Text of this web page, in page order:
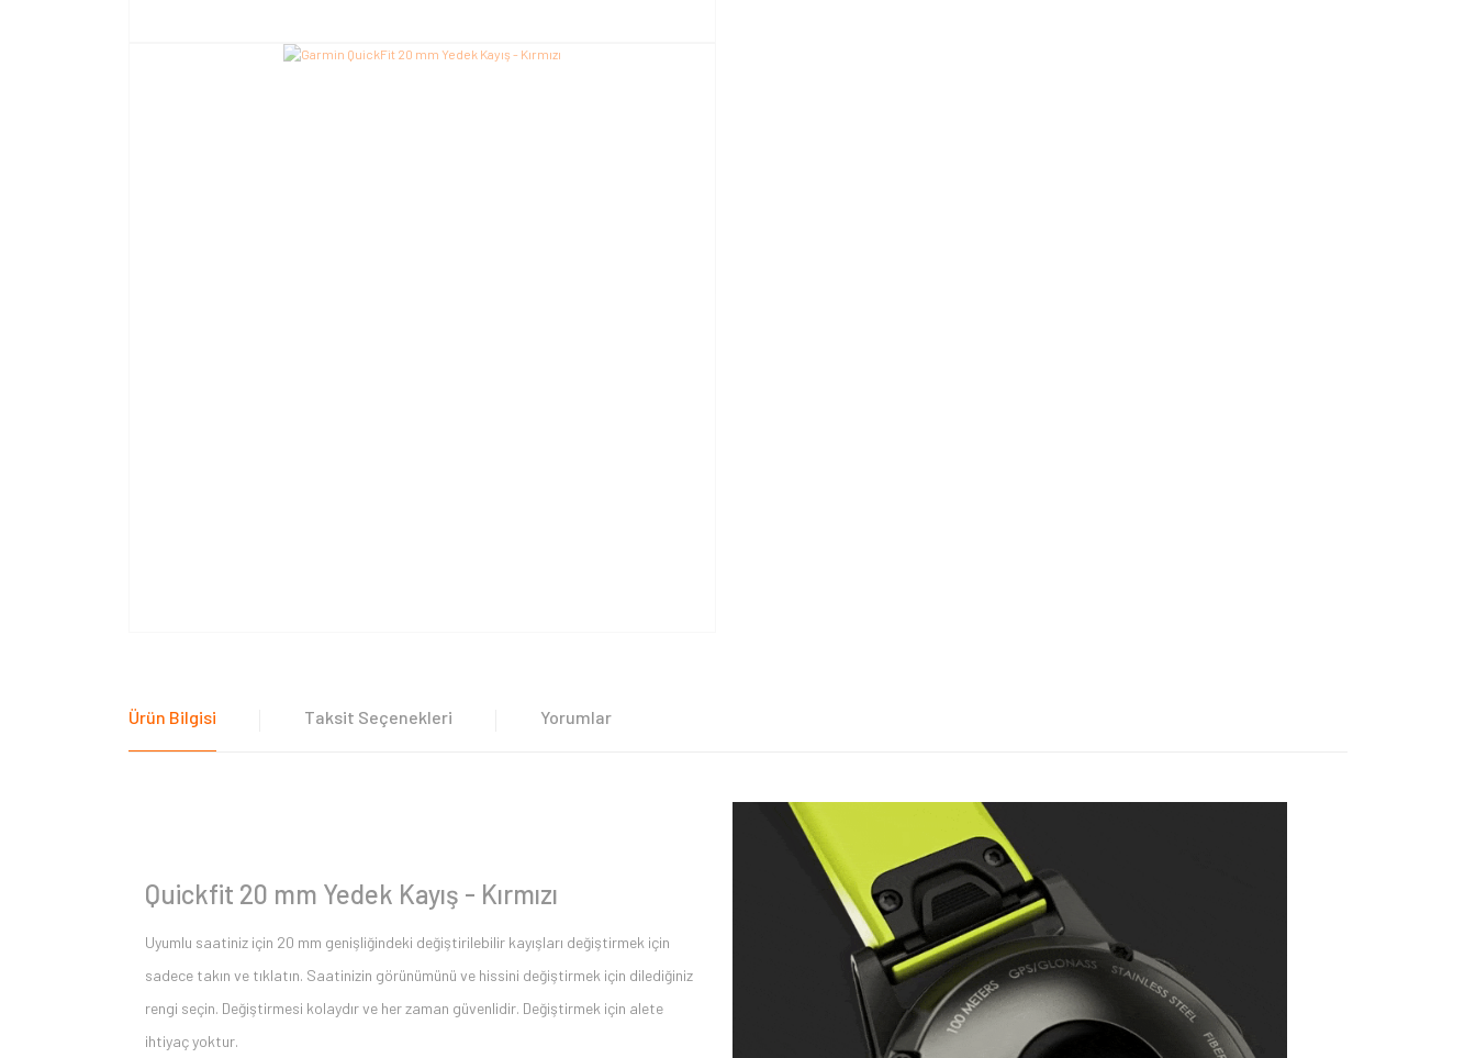
Ürün Bilgisi Taksit Seçenekleri Yorumlar
Quickfit 20 mm Yedek Kayış - Kırmızı
Uyumlu saatiniz için 20 mm genişliğindeki değiştirilebilir kayışları değiştirmek için
sadece takın ve tıklatın. Saatinizin görünümünü ve hissini değiştirmek için dilediğiniz
rengi seçin. Değiştirmesi kolaydır ve her zaman güvenlidir. Değiştirmek için alete
ihtiyaç yoktur.